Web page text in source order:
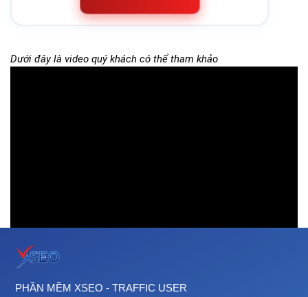
Dưới đây là video quý khách có thể tham khảo
PHẦN MỀM XSEO - TRAFFIC USER